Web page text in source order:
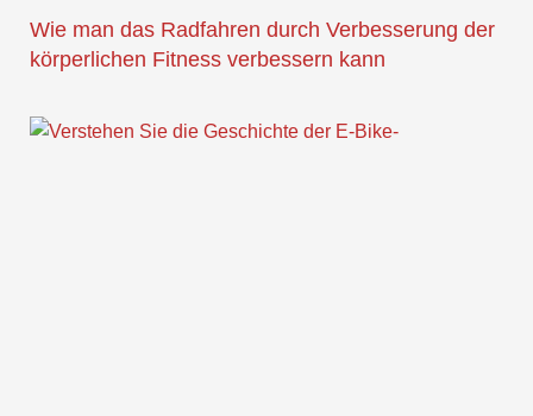
Wie man das Radfahren durch Verbesserung der
körperlichen Fitness verbessern kann